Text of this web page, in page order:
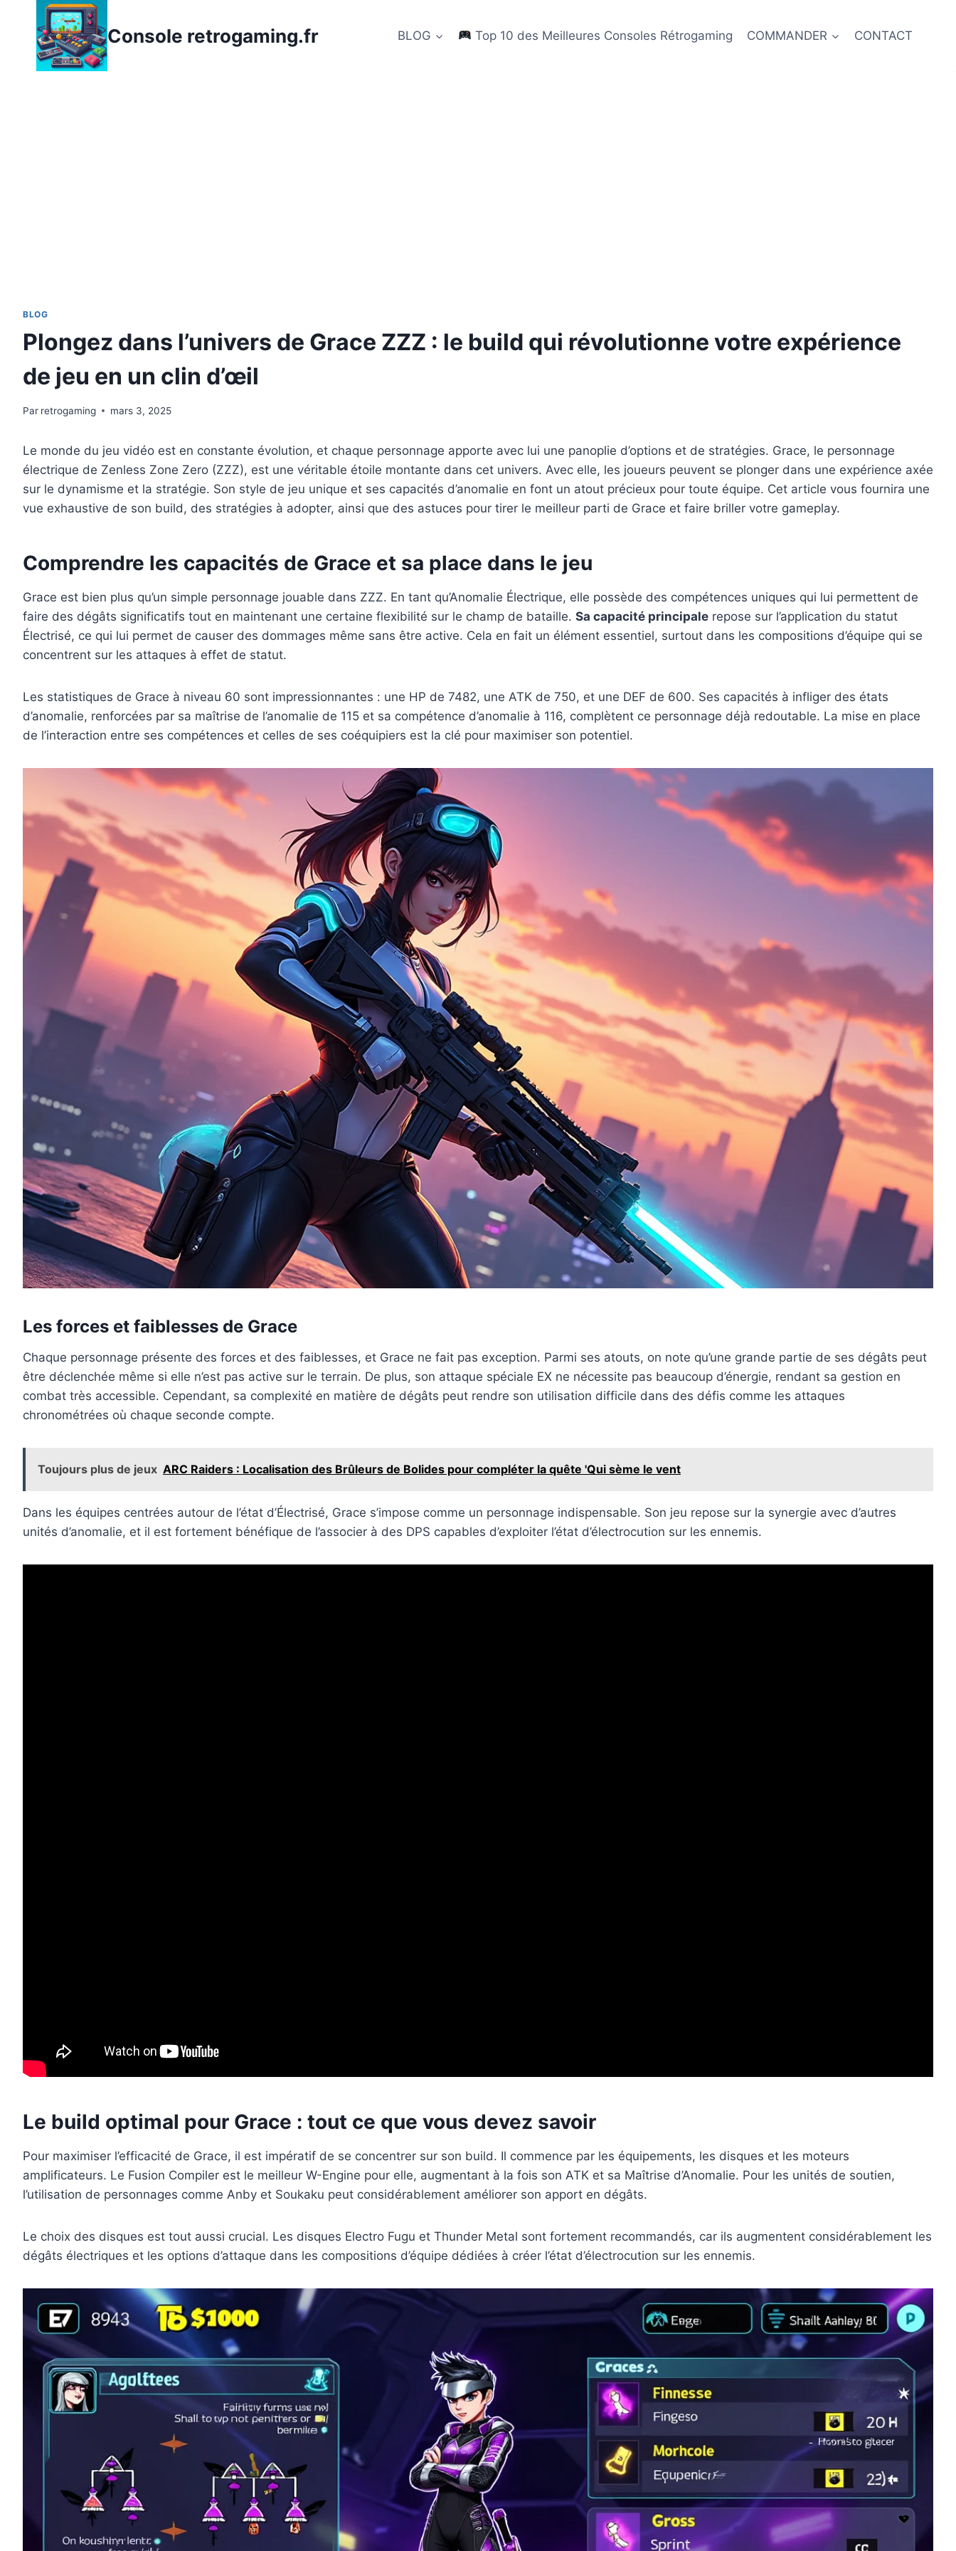
contenu
Console retrogaming.fr BLOG Top 10 des Meilleures Consoles Rétrogaming COMMANDER CONTACT
BLOG
Plongez dans l’univers de Grace ZZZ : le build qui révolutionne votre expérience
de jeu en un clin d’œil
Par retrogaming mars 3, 2025
Le monde du jeu vidéo est en constante évolution, et chaque personnage apporte avec lui une panoplie d’options et de stratégies. Grace, le personnage
électrique de Zenless Zone Zero (ZZZ), est une véritable étoile montante dans cet univers. Avec elle, les joueurs peuvent se plonger dans une expérience axée
sur le dynamisme et la stratégie. Son style de jeu unique et ses capacités d’anomalie en font un atout précieux pour toute équipe. Cet article vous fournira une
vue exhaustive de son build, des stratégies à adopter, ainsi que des astuces pour tirer le meilleur parti de Grace et faire briller votre gameplay.
Comprendre les capacités de Grace et sa place dans le jeu
Grace est bien plus qu’un simple personnage jouable dans ZZZ. En tant qu’Anomalie Électrique, elle possède des compétences uniques qui lui permettent de
faire des dégâts significatifs tout en maintenant une certaine flexibilité sur le champ de bataille. Sa capacité principale repose sur l’application du statut
Électrisé, ce qui lui permet de causer des dommages même sans être active. Cela en fait un élément essentiel, surtout dans les compositions d’équipe qui se
concentrent sur les attaques à effet de statut.
Les statistiques de Grace à niveau 60 sont impressionnantes : une HP de 7482, une ATK de 750, et une DEF de 600. Ses capacités à infliger des états
d’anomalie, renforcées par sa maîtrise de l’anomalie de 115 et sa compétence d’anomalie à 116, complètent ce personnage déjà redoutable. La mise en place
de l’interaction entre ses compétences et celles de ses coéquipiers est la clé pour maximiser son potentiel.
Les forces et faiblesses de Grace
Chaque personnage présente des forces et des faiblesses, et Grace ne fait pas exception. Parmi ses atouts, on note qu’une grande partie de ses dégâts peut
être déclenchée même si elle n’est pas active sur le terrain. De plus, son attaque spéciale EX ne nécessite pas beaucoup d’énergie, rendant sa gestion en
combat très accessible. Cependant, sa complexité en matière de dégâts peut rendre son utilisation difficile dans des défis comme les attaques
chronométrées où chaque seconde compte.
Toujours plus de jeux ARC Raiders : Localisation des Brûleurs de Bolides pour compléter la quête 'Qui sème le vent
Dans les équipes centrées autour de l’état d’Électrisé, Grace s’impose comme un personnage indispensable. Son jeu repose sur la synergie avec d’autres
unités d’anomalie, et il est fortement bénéfique de l’associer à des DPS capables d’exploiter l’état d’électrocution sur les ennemis.
Le build optimal pour Grace : tout ce que vous devez savoir
Pour maximiser l’efficacité de Grace, il est impératif de se concentrer sur son build. Il commence par les équipements, les disques et les moteurs
amplificateurs. Le Fusion Compiler est le meilleur W-Engine pour elle, augmentant à la fois son ATK et sa Maîtrise d’Anomalie. Pour les unités de soutien,
l’utilisation de personnages comme Anby et Soukaku peut considérablement améliorer son apport en dégâts.
Le choix des disques est tout aussi crucial. Les disques Electro Fugu et Thunder Metal sont fortement recommandés, car ils augmentent considérablement les
dégâts électriques et les options d’attaque dans les compositions d’équipe dédiées à créer l’état d’électrocution sur les ennemis.